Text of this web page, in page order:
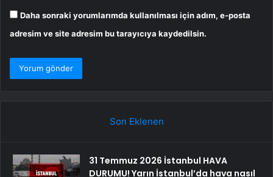
Daha sonraki yorumlarımda kullanılması için adım, e-posta
adresim ve site adresim bu tarayıcıya kaydedilsin.
Son Eklenen
31 Temmuz 2026 İstanbul HAVA
DURUMU! Yarın İstanbul’da hava nasıl